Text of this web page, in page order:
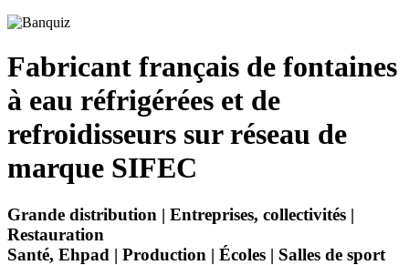
Fabricant français de fontaines
à eau réfrigérées et de
refroidisseurs sur réseau de
marque SIFEC
Grande distribution | Entreprises, collectivités |
Restauration
Santé, Ehpad | Production | Écoles | Salles de sport